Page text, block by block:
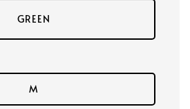
GREEN
M